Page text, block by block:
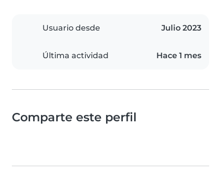
Usuario desde Julio 2023
Última actividad Hace 1 mes
Comparte este perfil